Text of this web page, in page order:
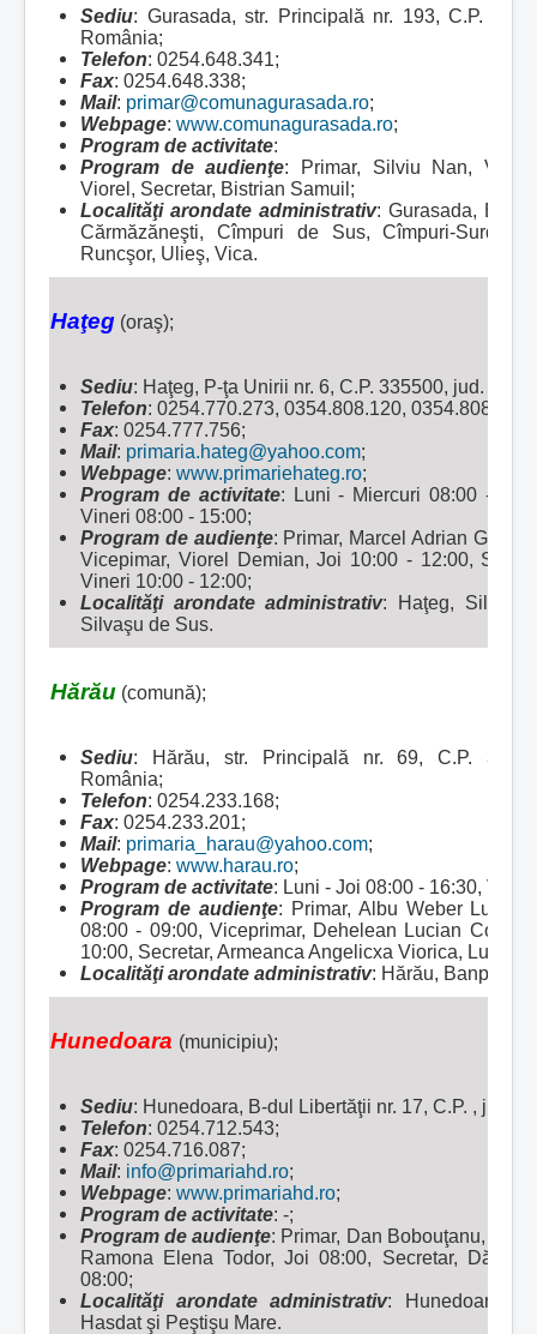
Sediu: Gurasada, str. Principală nr. 193, C.P.
România;
Telefon: 0254.648.341;
Fax: 0254.648.338;
Mail: primar@comunagurasada.ro;
Webpage: www.comunagurasada.ro;
Program de activitate:
Program de audienţe: Primar, Silviu Nan,
Viorel, Secretar, Bistrian Samuil;
Localităţi arondate administrativ:Gurasada, Boiu
Cărmăzăneşti, Cîmpuri de Sus, Cîmpuri-Surduc,
Runcşor, Ulieş, Vica.
Haţeg (oraş);
Sediu: Haţeg, P-ţa Unirii nr. 6, C.P. 335500, jud.
Telefon: 0254.770.273, 0354.808.120,
Fax: 0254.777.756;
Mail: primaria.hateg@yahoo.com;
Webpage: www.primariehateg.ro;
Program de activitate: Luni - Miercuri 08:00 -
Vineri 08:00 - 15:00;
Program de audienţe: Primar, Marcel Adrian Goia,
Vicepimar, Viorel Demian, Joi 10:00 - 12:00,
Vineri 10:00 - 12:00;
Localităţi arondate administrativ:
Haţeg,
Silvaşu de Sus.
Hărău (comună);
Sediu: Hărău, str. Principală nr. 69, C.P.
România;
Telefon: 0254.233.168;
Fax: 0254.233.201;
Mail: primaria_harau@yahoo.com;
Webpage: www.harau.ro;
Program de activitate: Luni - Joi 08:00 - 16:30,
Program de audienţe: Primar, Albu Weber
08:00 - 09:00, Viceprimar, Dehelean Lucian
10:00, Secretar, Armeanca Angelicxa Viorica, Luni -
Localităţi arondate administrativ: Hărău,
Hunedoara (municipiu);
Sediu: Hunedoara, B-dul Libertăţii nr. 17, C.P. , jud.
Telefon: 0254.712.543;
Fax: 0254.716.087;
Mail: info@primariahd.ro;
Webpage: www.primariahd.ro;
Program de activitate: -;
Program de audienţe: Primar, Dan Bobouţanu,
Ramona Elena Todor, Joi 08:00, Secretar, Dănuţ
08:00;
Localităţi arondate administrativ:
Hunedoarsa,
Hasdat şi Peştişu Mare.